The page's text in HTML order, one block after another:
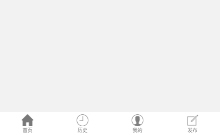
首页 历史 我的 发布